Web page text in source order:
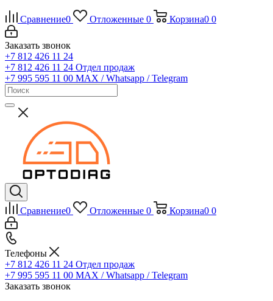
Сравнение0 Отложенные 0 Корзина0 0
Заказать звонок
+7 812 426 11 24
+7 812 426 11 24 Отдел продаж
+7 995 595 11 00 MAX / Whatsapp / Telegram
Сравнение0 Отложенные 0 Корзина0 0
Телефоны
+7 812 426 11 24 Отдел продаж
+7 995 595 11 00 MAX / Whatsapp / Telegram
Заказать звонок